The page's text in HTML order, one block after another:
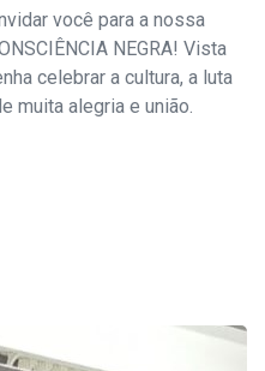
você para a nossa
NEGRA! Vista
celebrar a cultura, a luta
muita alegria e união.